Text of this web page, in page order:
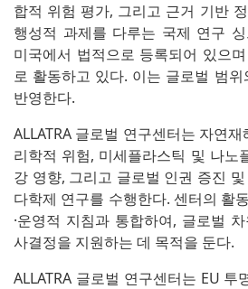
합적 위험 평가, 그리고 근거 기반
행성적 과제를 다루는 국제 연구
미국에서 법적으로 등록되어 있으
로 활동하고 있다. 이는 글로벌 범
반영한다.
ALLATRA 글로벌 연구센터는 자연
리학적 위험, 미세플라스틱 및 나노
강 영향, 그리고 글로벌 인권 증진
다학제 연구를 수행한다. 센터의 활
·운영적 지침과 통합하여, 글로벌
사결정을 지원하는 데 목적을 둔다.
ALLATRA 글로벌 연구센터는 EU 투